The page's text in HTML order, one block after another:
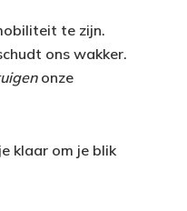
te zijn.
ons wakker.
onze
klaar om je blik